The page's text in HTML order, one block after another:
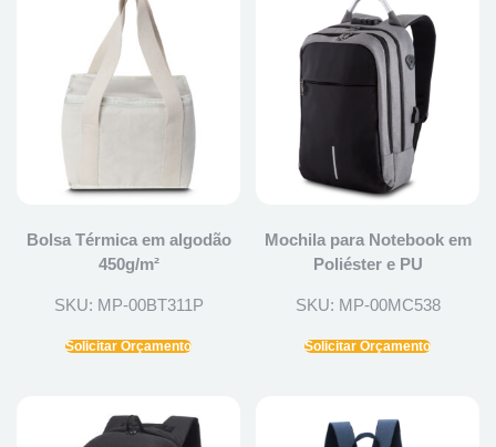
Bolsa Térmica em algodão
450g/m²
SKU: MP-00BT311P
Solicitar Orçamento
Mochila para Notebook em
Poliéster e PU
SKU: MP-00MC538
Solicitar Orçamento